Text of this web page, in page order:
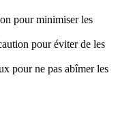
pour minimiser les
pour éviter de les
pour ne pas abîmer les